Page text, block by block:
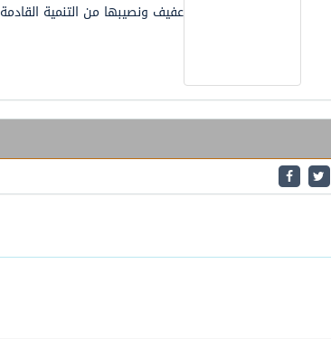
عفيف ونصيبها من التنمية القادمة